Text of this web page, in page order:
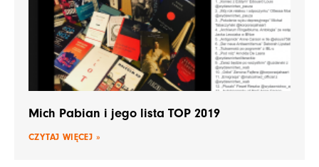
Mich Pabian i jego lista TOP 2019
CZYTAJ WIĘCEJ »